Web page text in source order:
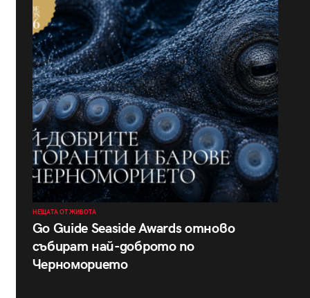
НЕЩАТА ОТ ЖИВОТА
Go Guide Seaside Awards отново
събират най-доброто по
Черноморието